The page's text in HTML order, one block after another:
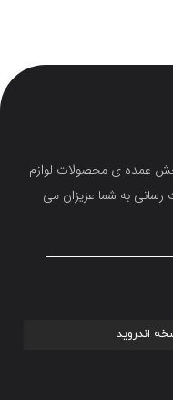
عمده ی محصولات لوازم
رسانی به شما عزیزان می
اندروید